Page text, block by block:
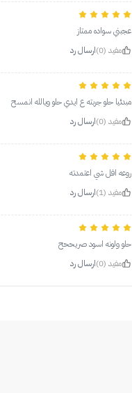
عجبني سواده ممتاز
مفيد (0)
ارسال رد
مبدئيا حلو جربته ع ايدي حلو ويالله انمسح
مفيد (0)
ارسال رد
روعه افل شي اعتمدته
مفيد (1)
ارسال رد
حلو ولونه اسود صريححح
مفيد (0)
ارسال رد